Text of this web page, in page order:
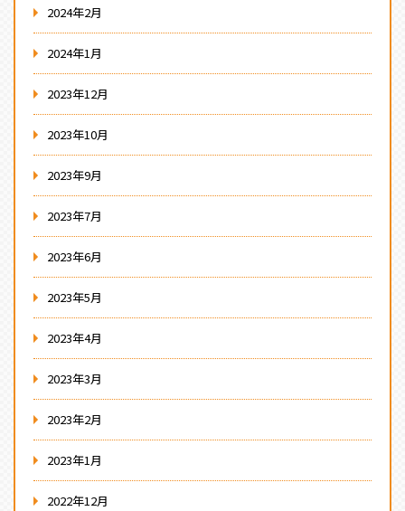
2024年2月
2024年1月
2023年12月
2023年10月
2023年9月
2023年7月
2023年6月
2023年5月
2023年4月
2023年3月
2023年2月
2023年1月
2022年12月